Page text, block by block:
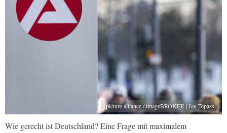
picture alliance / imageBROKER | Jan Tepass
Wie gerecht ist Deutschland? Eine Frage mit maximalem